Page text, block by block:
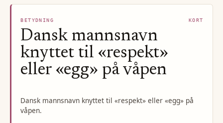
BETYDNING KORT
Dansk mannsnavn
knyttet til «respekt»
eller «egg» på våpen
Dansk mannsnavn knyttet til «respekt» eller «egg» på
våpen.